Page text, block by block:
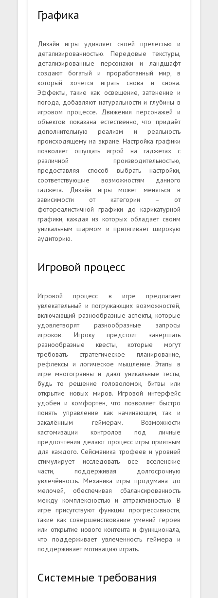
Графика
Дизайн игры удивляет своей прелестью и
детализированностью. Передовые текстуры,
детализированные персонажи и ландшафт
создают богатый и проработанный мир, в
который хочется играть снова и снова.
Эффекты, такие как освещение, затенение и
погода, добавляют натуральности и глубины в
игровом процессе. Движения персонажей и
объектов показана естественно, что придаёт
дополнительную реализм и реальность
происходящему на экране. Настройка графики
позволяет ощущать игрой на гаджетах с
различной производительностью,
предоставляя способ выбрать настройки,
соответствующие возможностям данного
гаджета. Дизайн игры может меняться в
зависимости от категории – от
фотореалистичной графики до карикатурной
графики, каждая из которых обладает своим
уникальным шармом и притягивает широкую
аудиторию.
Игровой процесс
Игровой процесс в игре предлагает
увлекательный и погружающих возможностей,
включающий разнообразные аспекты, которые
удовлетворят разнообразные запросы
игроков. Игроку предстоит завершать
разнообразные квесты, которые могут
требовать стратегическое планирование,
рефлексы и логическое мышление. Этапы в
игре многогранны и дают уникальные тесты,
будь то решение головоломок, битвы или
открытие новых миров. Игровой интерфейс
удобен и комфортен, что позволяет быстро
понять управление как начинающим, так и
закалённым геймерам. Возможности
кастомизации контролов под личные
предпочтения делают процесс игры приятным
для каждого. Сейсманика трофеев и уровней
стимулирует исследовать все вселенские
части, поддерживая долгосрочную
увлечённость. Механика игры продумана до
мелочей, обеспечивая сбалансированность
между комплексностью и аттрактивностью. В
игре присутствуют функции прогрессивности,
такие как совершенствование умений героев
или открытие нового контента и функционала,
что поддерживает увлеченность геймера и
поддерживает мотивацию играть.
Системные требования